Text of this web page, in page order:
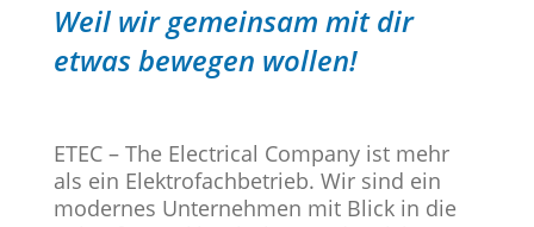
Weil wir gemeinsam mit dir
etwas bewegen wollen!
ETEC – The Electrical Company ist mehr
als ein Elektrofachbetrieb. Wir sind ein
modernes Unternehmen mit Blick in die